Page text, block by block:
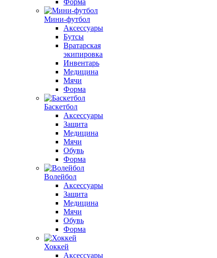
Форма
Мини-футбол
Аксессуары
Бутсы
Вратарская
экипировка
Инвентарь
Медицина
Мячи
Форма
Баскетбол
Аксессуары
Защита
Медицина
Мячи
Обувь
Форма
Волейбол
Аксессуары
Защита
Медицина
Мячи
Обувь
Форма
Хоккей
Аксессуары